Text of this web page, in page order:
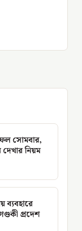
সোমবার,
নিয়ম
ব্যবহারে
প্রদেশ